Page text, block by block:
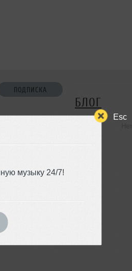
Esc
музыку 24/7!
ПОДПИСКА
БЛОГ